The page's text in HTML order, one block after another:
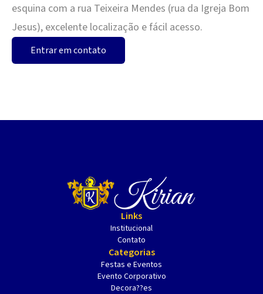
esquina com a rua Teixeira Mendes (rua da Igreja Bom
Jesus), excelente localização e fácil acesso.
Entrar em contato
Links
Institucional
Contato
Categorias
Festas e Eventos
Evento Corporativo
Decora??es